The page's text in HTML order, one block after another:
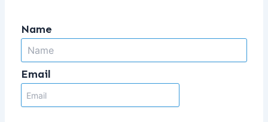
Name
Email